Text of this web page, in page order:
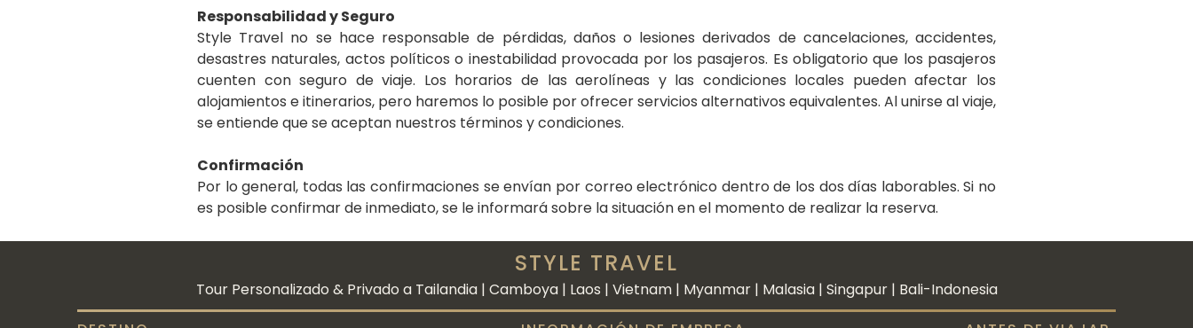
Responsabilidad y Seguro
Style Travel no se hace responsable de pérdidas, daños o lesiones derivados de cancelaciones, accidentes,
desastres naturales, actos políticos o inestabilidad provocada por los pasajeros. Es obligatorio que los pasajeros
cuenten con seguro de viaje. Los horarios de las aerolíneas y las condiciones locales pueden afectar los
alojamientos e itinerarios, pero haremos lo posible por ofrecer servicios alternativos equivalentes. Al unirse al viaje,
se entiende que se aceptan nuestros términos y condiciones.
Confirmación
Por lo general, todas las confirmaciones se envían por correo electrónico dentro de los dos días laborables. Si no
es posible confirmar de inmediato, se le informará sobre la situación en el momento de realizar la reserva.
STYLE TRAVEL
Tour Personalizado & Privado a Tailandia | Camboya | Laos | Vietnam | Myanmar | Malasia | Singapur | Bali-Indonesia